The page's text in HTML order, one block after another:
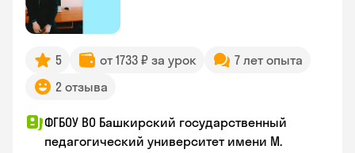
5 от 1733 ₽ за урок
7 лет опыта
2 отзыва
ФГБОУ ВО Башкирский государственный
педагогический университет имени М.